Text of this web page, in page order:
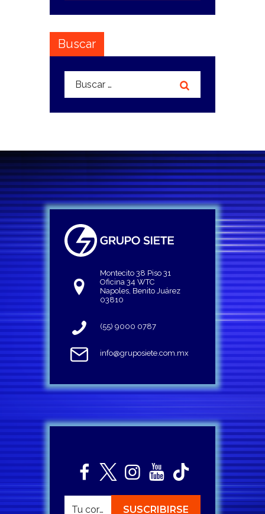
Buscar
Buscar:
Montecito 38 Piso 31
Oficina 34 WTC
Napoles, Benito Juárez
03810
(55) 9000 0787
info@gruposiete.com.mx